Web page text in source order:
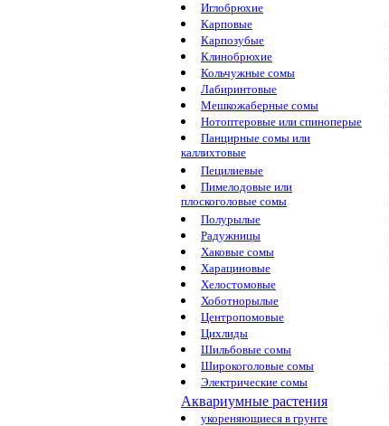
Иглобрюхие
Карповые
Карпозубые
Клинобрюхие
Кольчужные сомы
Лабиринтовые
Мешкожаберные сомы
Нотоптеровые или спиноперые
Панцирные сомы или
каллихтовые
Пецилиевые
Пимелодовые или
плоскоголовые сомы
Полурылые
Радужницы
Хаковые сомы
Харациновые
Хелостомовые
Хоботнорылые
Центропомовые
Цихлиды
Шильбовые сомы
Широкоголовые сомы
Электрические сомы
Аквариумные растения
укореняющиеся в грунте